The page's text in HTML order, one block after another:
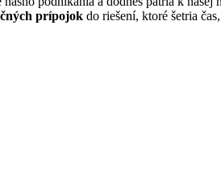
prípojok do riešení, ktoré šetria